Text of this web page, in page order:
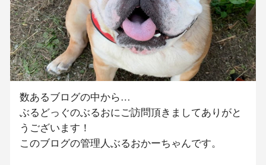
数あるブログの中から…
ぶるどっぐのぶるおにご訪問頂きましてありがと
うございます！
このブログの管理人ぶるおかーちゃんです。